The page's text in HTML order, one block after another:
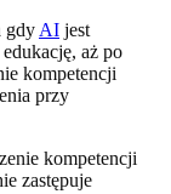
gdy AI jest
aż po
kompetencji
przy
kompetencji
zastępuje